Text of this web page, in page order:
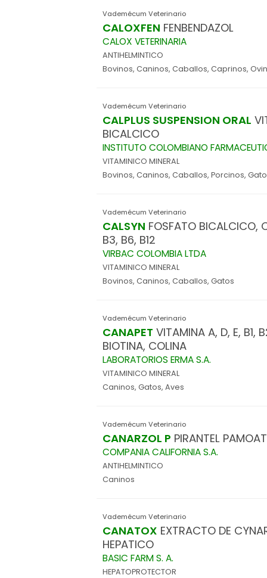
Vademécum Veterinario
CALOXFEN FENBENDAZOL
CALOX VETERINARIA
ANTIHELMINTICO
Bovinos, Caninos, Caballos, Caprinos,
Vademécum Veterinario
CALPLUS SUSPENSION ORAL
BICALCICO
INSTITUTO COLOMBIANO
VITAMINICO MINERAL
Bovinos, Caninos, Caballos, Porcinos,
Vademécum Veterinario
CALSYN FOSFATO BICALCICO,
B3, B6, B12
VIRBAC COLOMBIA LTDA
VITAMINICO MINERAL
Bovinos, Caninos, Caballos, Gatos
Vademécum Veterinario
CANAPET VITAMINA A, D, E, B1,
BIOTINA, COLINA
LABORATORIOS ERMA S.A.
VITAMINICO MINERAL
Caninos, Gatos, Aves
Vademécum Veterinario
CANARZOL P PIRANTEL
COMPANIA CALIFORNIA S.A.
ANTIHELMINTICO
Caninos
Vademécum Veterinario
CANATOX EXTRACTO DE
HEPATICO
BASIC FARM S. A.
HEPATOPROTECTOR